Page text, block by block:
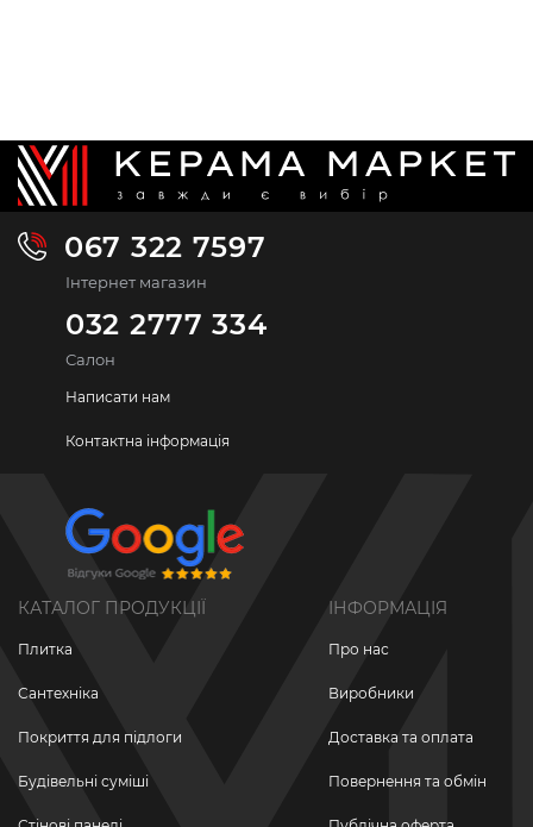
067 322 7597
Інтернет магазин
032 2777 334
Салон
Написати нам
Контактна інформація
КАТАЛОГ ПРОДУКЦІЇ
Плитка
Сантехніка
Покриття для підлоги
Будівельні суміші
ІНФОРМАЦІЯ
Про нас
Виробники
Доставка та оплата
Повернення та обмін